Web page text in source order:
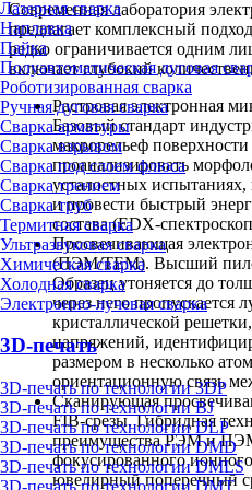
Лазерная сварка
Наплавка
Пайка
Полуавтоматическая дуговая
Роботизированная сварка
Ручная дуговая сварка
Сварка арматуры
Сварка взрывом
Сварка под слоем флюса
Сварка трением
Сварка труб
Термитная сварка
Ультразвуковая сварка
Химическая сварка
Холодная сварка
Электронно-лучевая сварка
3D-печать
3D-печать по технологии 3DP
3D-печать по технологии BJ
3D-печать по технологии DLP
3D-печать по технологии DMD
3D-печать по технологии DMLS
3D-печать по технологии DMT
Современная лаборатория
предлагает комплексный
редко ограничивается одним
включает глубокий
Растровая электронная
Базовый стандарт
макрорельеф
проанализировать
усталостных
и провести быстрый
состава (EDX-
Просвечивающая
(ПЭМ/TEM). Высший
Образец утоняется до
через него пропускается
кристаллической
напряжений,
размером в несколько
ориентационную связь
Сканирующая
FIB-срезы. Гибридная
преимущества РЭМ и
фокусированного
ювелирный поперечный